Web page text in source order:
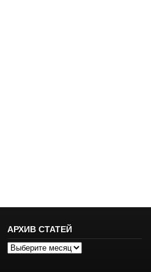
АРХИВ СТАТЕЙ
Архив